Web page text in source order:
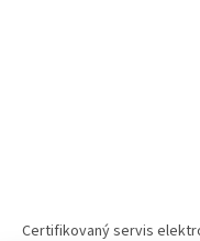
Certifikovaný servis